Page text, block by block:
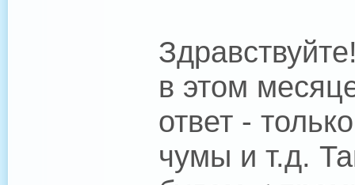
в этом
ответ -
чумы и т.д.